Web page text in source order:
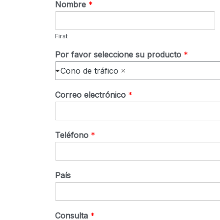
Nombre *
First
Por favor seleccione su producto *
Cono de tráfico
Correo electrónico *
Teléfono *
País
Consulta *